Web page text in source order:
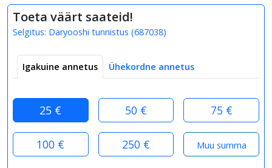
Toeta väärt saateid!
Selgitus: Daryooshi tunnistus (687038)
Igakuine annetus Ühekordne annetus
25 € 50 € 75 €
100 € 250 €